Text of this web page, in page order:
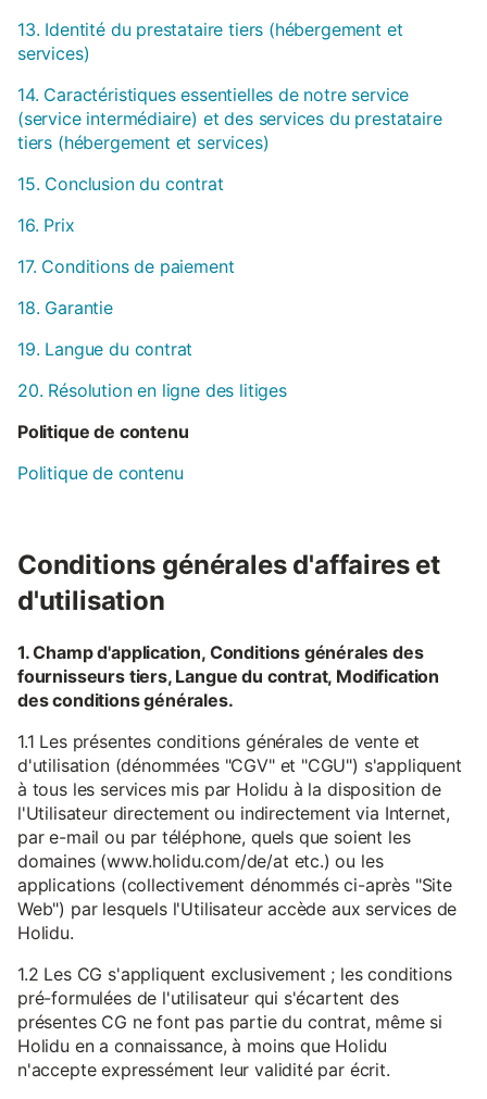
13. Identité du prestataire tiers (hébergement et
services)
14. Caractéristiques essentielles de notre service
(service intermédiaire) et des services du prestataire
tiers (hébergement et services)
15. Conclusion du contrat
16. Prix
17. Conditions de paiement
18. Garantie
19. Langue du contrat
20. Résolution en ligne des litiges
Politique de contenu
Politique de contenu
Conditions générales d'affaires et
d'utilisation
1. Champ d'application, Conditions générales des
fournisseurs tiers, Langue du contrat, Modification
des conditions générales.
1.1 Les présentes conditions générales de vente et
d'utilisation (dénommées "CGV" et "CGU") s'appliquent
à tous les services mis par Holidu à la disposition de
l'Utilisateur directement ou indirectement via Internet,
par e-mail ou par téléphone, quels que soient les
domaines (www.holidu.com/de/at etc.) ou les
applications (collectivement dénommés ci-après "Site
Web") par lesquels l'Utilisateur accède aux services de
Holidu.
1.2 Les CG s'appliquent exclusivement ; les conditions
pré-formulées de l'utilisateur qui s'écartent des
présentes CG ne font pas partie du contrat, même si
Holidu en a connaissance, à moins que Holidu
n'accepte expressément leur validité par écrit.